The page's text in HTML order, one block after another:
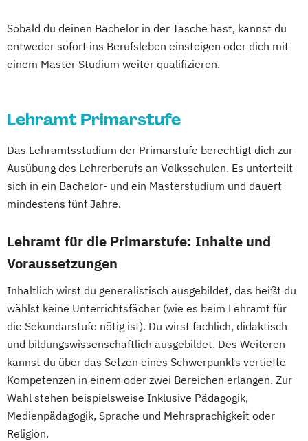
Lehramt Primarstufe - Kulturpädagogik
Lehramt Primarstufe - Medienpädaogogik
Lehramt Primarstufe - Sprachliche Bildung
Lehramt Sekundarstufe Berufsbildung -
Duale Berufsausbildung sowie Technik und
Lehramt Sekundarstufe Berufsbildung -
Inklusive Pädagogik
Mathematik (Lehramt)
Polnisch (Lehramt)
Psychologie & Philosophie (Lehramt)
Russisch (Lehramt)
Slowakisch (Lehramt)
Spanisch (Lehramt)
Tschechisch (Lehramt)
(Lehramt)
Instrumentalmusikerziehung (Lehramt)
Italienisch (Lehramt)
Lehramt Sekundarstufe Berufsbildung -
Fachbereich Information und
Kommunikation
Lehramt Sekundarstufe Berufspädagogik -
Fachbereich Duale Ausbildung sowie
Lehramt Sekundarstufe Berufspädagogik -
Fachbereich Ernährung
Musikerziehung (Lehramt)
Psychologie und Philosophie (Lehramt)
Russisch (Lehramt)
Spanisch (Lehramt)
Spezialisierung Inklusive Pädaogogik Fokus
Behinderung
Spezialisierung Schule und Religion
Textiles Gestalten (Lehramt)
Sobald du deinen Bachelor in der Tasche hast, kannst du
entweder sofort ins Berufsleben einsteigen oder dich mit
einem Master Studium weiter qualifizieren.
Lehramt Primarstufe
Das Lehramtsstudium der Primarstufe berechtigt dich zur
Ausübung des Lehrerberufs an Volksschulen. Es unterteilt
sich in ein Bachelor- und ein Masterstudium und dauert
mindestens fünf Jahre.
Lehramt für die Primarstufe: Inhalte und
Voraussetzungen
Inhaltlich wirst du generalistisch ausgebildet, das heißt du
wählst keine Unterrichtsfächer (wie es beim Lehramt für
die Sekundarstufe nötig ist). Du wirst fachlich, didaktisch
und bildungswissenschaftlich ausgebildet. Des Weiteren
kannst du über das Setzen eines Schwerpunkts vertiefte
Kompetenzen in einem oder zwei Bereichen erlangen. Zur
Wahl stehen beispielsweise Inklusive Pädagogik,
Medienpädagogik, Sprache und Mehrsprachigkeit oder
Religion.